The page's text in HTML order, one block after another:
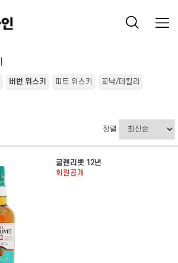
버번 위스키 피트 위스키 꼬냑/데킬라
정렬
글렌리벳 12년
회원공개